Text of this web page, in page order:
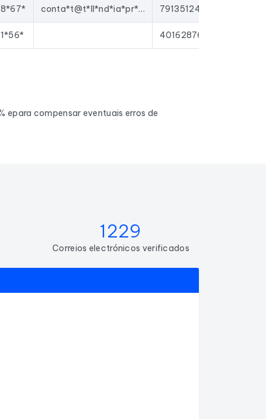
conta*t@t*ll*nd*ia*pr*d.c*m 79135124000035
40162876301136
epara compensar eventuais erros de
1229
Correios electrónicos verificados